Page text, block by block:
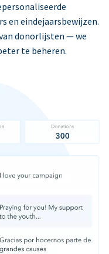
en eindejaarsbewijzen.
donorlijsten — we
te beheren.